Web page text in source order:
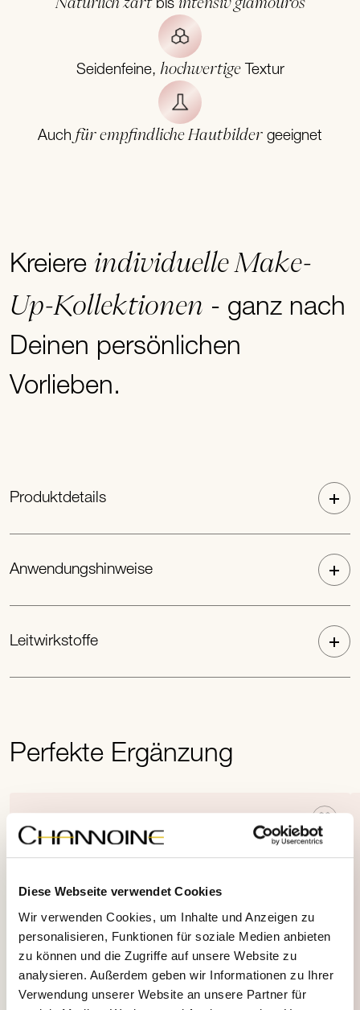
Diese Webseite verwendet Cookies
Wir verwenden Cookies, um Inhalte und Anzeigen zu
personalisieren, Funktionen für soziale Medien anbieten
zu können und die Zugriffe auf unsere Website zu
analysieren. Außerdem geben wir Informationen zu Ihrer
Verwendung unserer Website an unsere Partner für
bis
Seidenfeine, hochwertigeTextur
Auch für empfindliche Hautbilder geeignet
Kreiere individuelle Make-
Up-Kollektionen - ganz nach
Deinen persönlichen
Vorlieben.
Produktdetails
Anwendungshinweise
Leitwirkstoffe
Perfekte Ergänzung